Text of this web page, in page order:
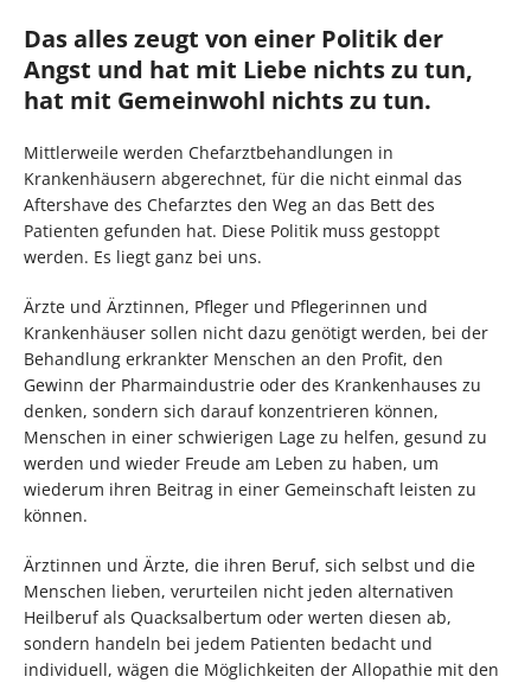
Das alles zeugt von einer Politik der
Angst und hat mit Liebe nichts zu tun,
hat mit Gemeinwohl nichts zu tun.
Mittlerweile werden Chefarztbehandlungen in
Krankenhäusern abgerechnet, für die nicht einmal das
Aftershave des Chefarztes den Weg an das Bett des
Patienten gefunden hat. Diese Politik muss gestoppt
werden. Es liegt ganz bei uns.
Ärzte und Ärztinnen, Pfleger und Pflegerinnen und
Krankenhäuser sollen nicht dazu genötigt werden, bei der
Behandlung erkrankter Menschen an den Profit, den
Gewinn der Pharmaindustrie oder des Krankenhauses zu
denken, sondern sich darauf konzentrieren können,
Menschen in einer schwierigen Lage zu helfen, gesund zu
werden und wieder Freude am Leben zu haben, um
wiederum ihren Beitrag in einer Gemeinschaft leisten zu
können.
Ärztinnen und Ärzte, die ihren Beruf, sich selbst und die
Menschen lieben, verurteilen nicht jeden alternativen
Heilberuf als Quacksalbertum oder werten diesen ab,
sondern handeln bei jedem Patienten bedacht und
individuell, wägen die Möglichkeiten der Allopathie mit den